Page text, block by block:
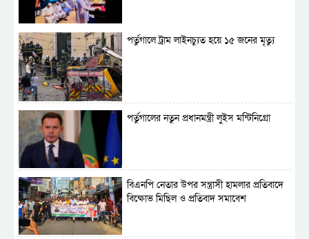
পর্তুগালে ট্রাম লাইনচ্যুত হয়ে ১৫ জনের মৃত্যু
পর্তুগালের নতুন প্রধানমন্ত্রী লুইস মন্টিনিগ্রো
বিএনপি নেতার উপর সন্ত্রাসী হামলার প্রতিবাদে
বিক্ষোভ মিছিল ও প্রতিবাদ সমাবেশ